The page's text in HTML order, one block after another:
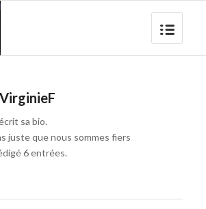
VirginieF
sa bio.
juste que nous sommes fiers
6 entrées.